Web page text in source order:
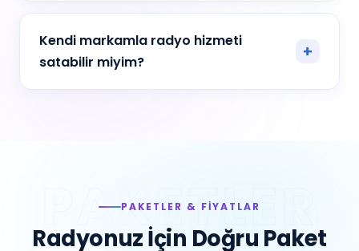
Kendi markamla radyo hizmeti
satabilir miyim?
PAKETLER & FIYATLAR
Radyonuz İçin Doğru Paket